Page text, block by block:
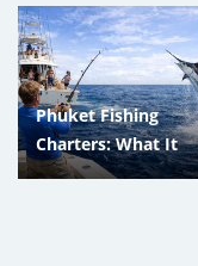
Владивостоке и
Находке,
Приморский Край
Phuket Fishing
Charters: What It
Really Costs